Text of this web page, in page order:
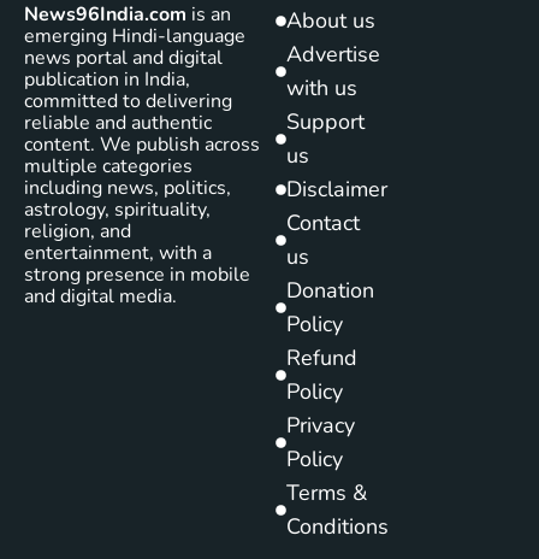
News96India.com is an
emerging Hindi-language
news portal and digital
publication in India,
committed to delivering
reliable and authentic
content. We publish across
multiple categories
including news, politics,
astrology, spirituality,
religion, and
entertainment, with a
strong presence in mobile
and digital media.
About us
Advertise
with us
Support
us
Disclaimer
Contact
us
Donation
Policy
Refund
Policy
Privacy
Policy
Terms &
Conditions